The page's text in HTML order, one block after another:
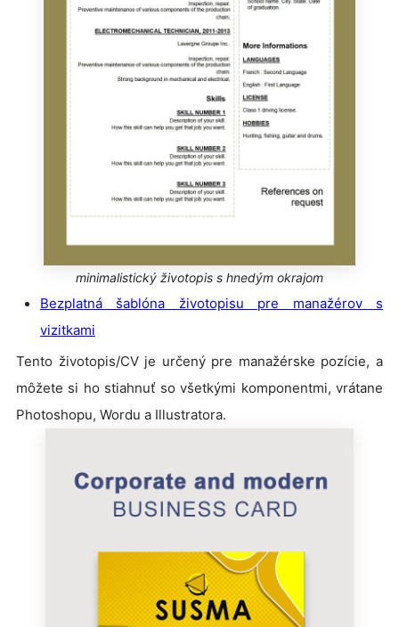
minimalistický životopis s hnedým okrajom
Bezplatná šablóna životopisu pre manažérov s
vizitkami
Tento životopis/CV je určený pre manažérske pozície, a
môžete si ho stiahnuť so všetkými komponentmi, vrátane
Photoshopu, Wordu a Illustratora.